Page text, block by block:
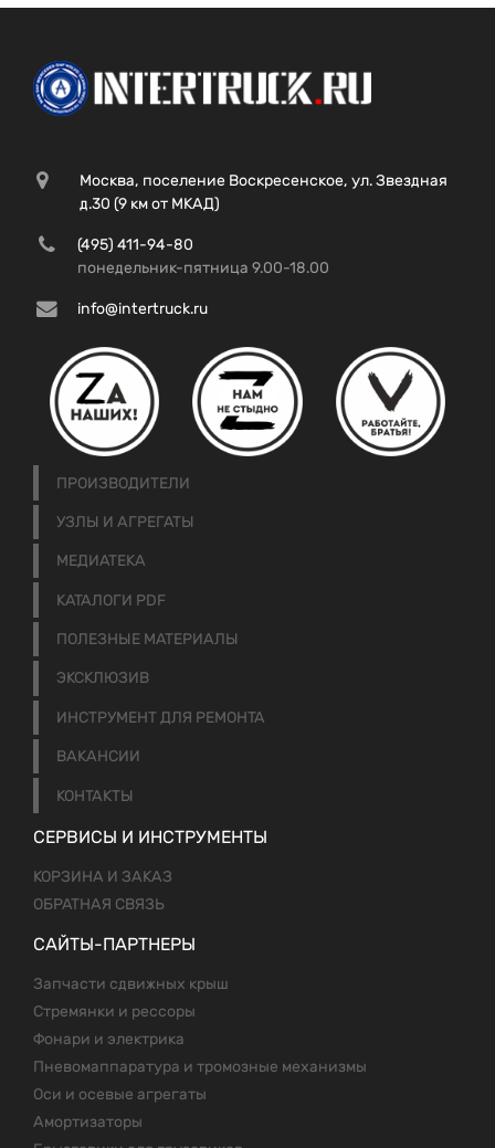
Москва, поселение Воскресенское, ул. Звездная
д.30 (9 км от МКАД)
(495) 411-94-80
понедельник-пятница 9.00-18.00
info@intertruck.ru
ПРОИЗВОДИТЕЛИ
УЗЛЫ И АГРЕГАТЫ
МЕДИАТЕКА
КАТАЛОГИ PDF
ПОЛЕЗНЫЕ МАТЕРИАЛЫ
ЭКСКЛЮЗИВ
ИНСТРУМЕНТ ДЛЯ РЕМОНТА
ВАКАНСИИ
КОНТАКТЫ
СЕРВИСЫ И ИНСТРУМЕНТЫ
КОРЗИНА И ЗАКАЗ
ОБРАТНАЯ СВЯЗЬ
САЙТЫ-ПАРТНЕРЫ
Запчасти сдвижных крыш
Стремянки и рессоры
Фонари и электрика
Пневомаппаратура и тромозные механизмы
Оси и осевые агрегаты
Амортизаторы